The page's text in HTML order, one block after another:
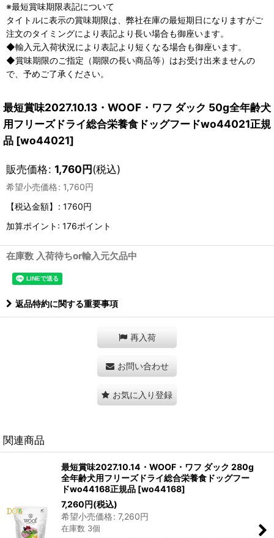
※最短賞味期限表記について
タイトルに表示の賞味期限は、弊社在庫の最短期日になりますがご
注文のタイミングにより表記より長い場合も御座います。
◆輸入元入荷状況により表記より短くなる場合も御座います。
◆賞味期限のご指定（期限の長い商品等）はお受け出来ませんの
で、予めご了承ください。
最短賞味2027.10.13・WOOF・ワフ ダック 50g全年齢犬
用フリーズドライ総合栄養食ドッグフードwo44021正規
品 [wo44021]
販売価格: 1,760円(税込)
希望小売価格: 1,760円
【税込金額】
: 1760円
加算ポイント: 176ポイント
在庫数 入荷待ちor輸入元欠品中
返品特約に関する重要事項
再入荷
お問い合わせ
お気に入り登録
関連商品
最短賞味2027.10.14・WOOF・ワフ ダック 280g
全年齢犬用フリーズドライ総合栄養食ドッグフー
ドwo44168正規品 [wo44168]
7,260円(税込)
希望小売価格: 7,260円
在庫数 3個